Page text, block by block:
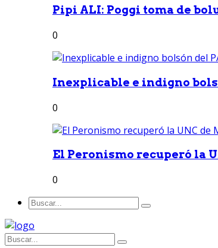
Pipi ALI: Poggi toma de
0
Inexplicable e indigno
0
El Peronismo recuperó la
0